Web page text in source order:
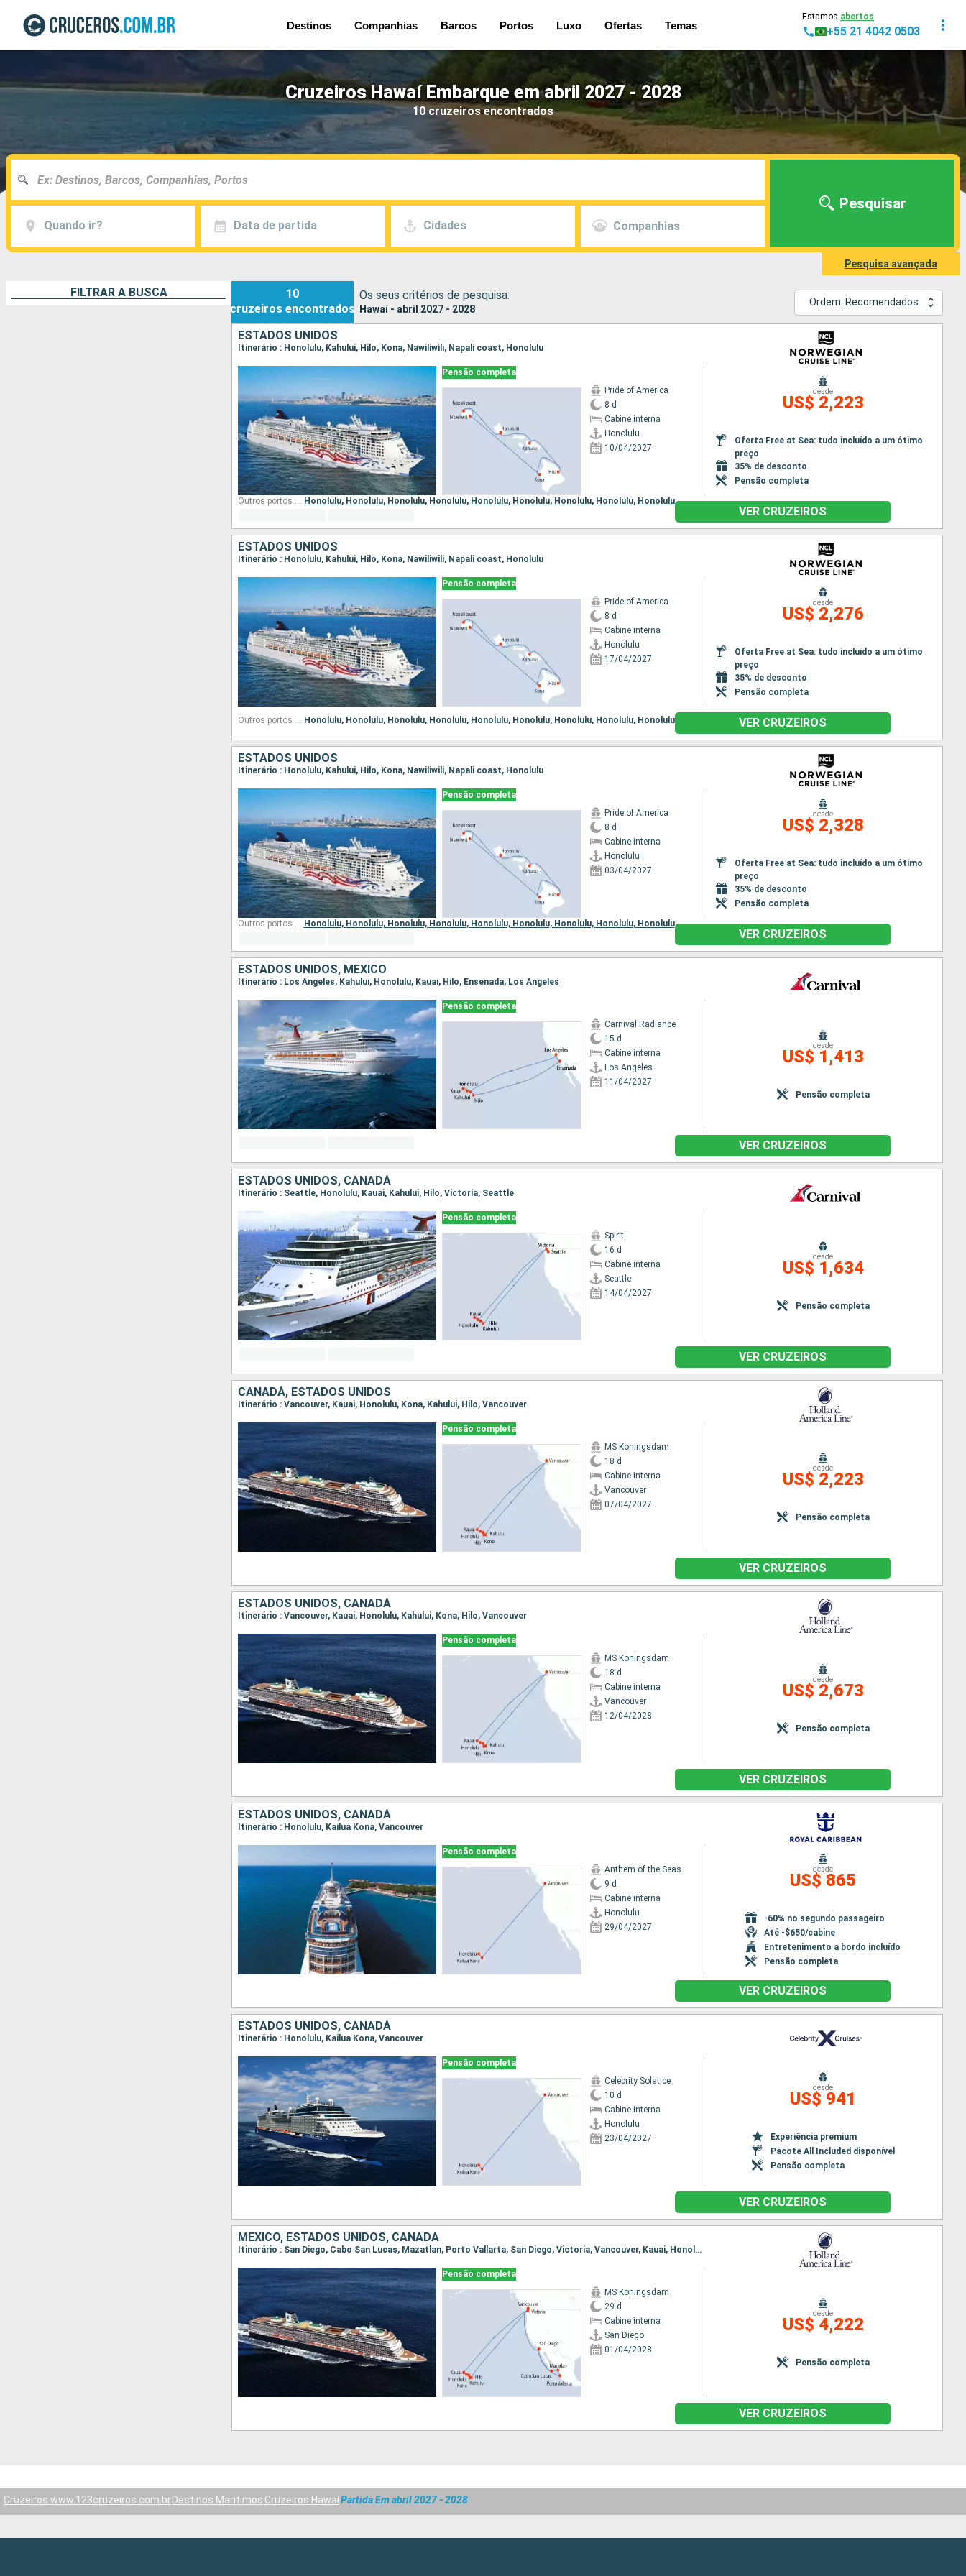
Destinos Companhias Barcos Portos Luxo Ofertas Temas
Estamos abertos
+55 21 4042 0503
Cruzeiros Hawaí Embarque em abril 2027 - 2028
10 cruzeiros encontrados
Quando ir? Data de partida Cidades Companhias
Pesquisar
Pesquisa avançada
FILTRAR A BUSCA
10
cruzeiros encontrados
Os seus critérios de pesquisa:
Hawaí - abril 2027 - 2028
Ordem: Recomendados
ESTADOS UNIDOS
Itinerário : Honolulu, Kahului, Hilo, Kona, Nawiliwili, Napali coast, Honolulu
Pensão completa
Pride of America
8 d
Cabine interna
Honolulu
10/04/2027
desde
US$ 2,223
Oferta Free at Sea: tudo incluído a um ótimo
preço
35% de desconto
Pensão completa
Outros portos de embarque Honolulu, Honolulu, Honolulu, Honolulu, Honolulu, Honolulu, Honolulu, Honolulu, Honolulu
VER CRUZEIROS
ESTADOS UNIDOS
Itinerário : Honolulu, Kahului, Hilo, Kona, Nawiliwili, Napali coast, Honolulu
Pensão completa
Pride of America
8 d
Cabine interna
Honolulu
17/04/2027
desde
US$ 2,276
Oferta Free at Sea: tudo incluído a um ótimo
preço
35% de desconto
Pensão completa
Outros portos de embarque Honolulu, Honolulu, Honolulu, Honolulu, Honolulu, Honolulu, Honolulu, Honolulu, Honolulu VER CRUZEIROS
ESTADOS UNIDOS
Itinerário : Honolulu, Kahului, Hilo, Kona, Nawiliwili, Napali coast, Honolulu
Pensão completa
Pride of America
8 d
Cabine interna
Honolulu
03/04/2027
desde
US$ 2,328
Oferta Free at Sea: tudo incluído a um ótimo
preço
35% de desconto
Pensão completa
Outros portos de embarque Honolulu, Honolulu, Honolulu, Honolulu, Honolulu, Honolulu, Honolulu, Honolulu, Honolulu
VER CRUZEIROS
ESTADOS UNIDOS, MÉXICO
Itinerário : Los Angeles, Kahului, Honolulu, Kauai, Hilo, Ensenada, Los Angeles
Pensão completa
Carnival Radiance
15 d
Cabine interna
Los Angeles
11/04/2027
desde
US$ 1,413
Pensão completa
VER CRUZEIROS
ESTADOS UNIDOS, CANADÁ
Itinerário : Seattle, Honolulu, Kauai, Kahului, Hilo, Victoria, Seattle
Pensão completa
Spirit
16 d
Cabine interna
Seattle
14/04/2027
desde
US$ 1,634
Pensão completa
VER CRUZEIROS
CANADÁ, ESTADOS UNIDOS
Itinerário : Vancouver, Kauai, Honolulu, Kona, Kahului, Hilo, Vancouver
Pensão completa
MS Koningsdam
18 d
Cabine interna
Vancouver
07/04/2027
desde
US$ 2,223
Pensão completa
VER CRUZEIROS
ESTADOS UNIDOS, CANADÁ
Itinerário : Vancouver, Kauai, Honolulu, Kahului, Kona, Hilo, Vancouver
Pensão completa
MS Koningsdam
18 d
Cabine interna
Vancouver
12/04/2028
desde
US$ 2,673
Pensão completa
VER CRUZEIROS
ESTADOS UNIDOS, CANADÁ
Itinerário : Honolulu, Kailua Kona, Vancouver
Pensão completa
Anthem of the Seas
9 d
Cabine interna
Honolulu
29/04/2027
desde
US$ 865
-60% no segundo passageiro
Até -$650/cabine
Entretenimento a bordo incluído
Pensão completa
VER CRUZEIROS
ESTADOS UNIDOS, CANADÁ
Itinerário : Honolulu, Kailua Kona, Vancouver
Pensão completa
Celebrity Solstice
10 d
Cabine interna
Honolulu
23/04/2027
desde
US$ 941
Experiência premium
Pacote All Included disponível
Pensão completa
VER CRUZEIROS
MÉXICO, ESTADOS UNIDOS, CANADÁ
Itinerário : San Diego, Cabo San Lucas, Mazatlan, Porto Vallarta, San Diego, Victoria, Vancouver, Kauai, Honolulu, Kahului, Kona, Hilo, Vancouver
Pensão completa
MS Koningsdam
29 d
Cabine interna
San Diego
01/04/2028
desde
US$ 4,222
Pensão completa
VER CRUZEIROS
Cruzeiros www.123cruzeiros.com.br Destinos Maritimos Cruzeiros HawaíPartida Em abril 2027 - 2028